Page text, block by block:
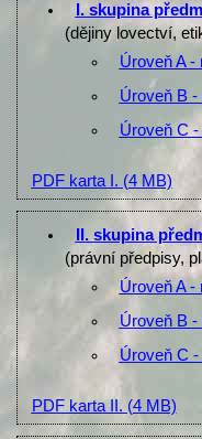
I. skupina
(dějiny lovectví,
Úroveň A -
Úroveň B
Úroveň C
PDF karta I. (4 MB)
II. skupina
(právní předpisy,
Úroveň A -
Úroveň B
Úroveň C
PDF karta II. (4 MB)